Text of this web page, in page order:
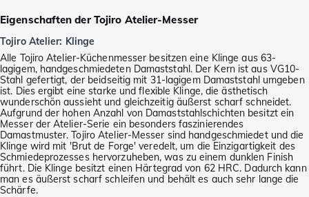
Eigenschaften der Tojiro Atelier-Messer
Tojiro Atelier: Klinge
Alle Tojiro Atelier-Küchenmesser besitzen eine Klinge aus 63-
lagigem, handgeschmiedeten Damaststahl. Der Kern ist aus VG10-
Stahl gefertigt, der beidseitig mit 31-lagigem Damaststahl umgeben
ist. Dies ergibt eine starke und flexible Klinge, die ästhetisch
wunderschön aussieht und gleichzeitig äußerst scharf schneidet.
Aufgrund der hohen Anzahl von Damaststahlschichten besitzt ein
Messer der Atelier-Serie ein besonders faszinierendes
Damastmuster. Tojiro Atelier-Messer sind handgeschmiedet und die
Klinge wird mit 'Brut de Forge' veredelt, um die Einzigartigkeit des
Schmiedeprozesses hervorzuheben, was zu einem dunklen Finish
führt. Die Klinge besitzt einen Härtegrad von 62 HRC. Dadurch kann
man es äußerst scharf schleifen und behält es auch sehr lange die
Schärfe.